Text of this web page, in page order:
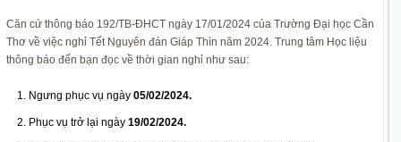
Căn cứ thông báo 192/TB-ĐHCT ngày 17/01/2024 của Trường Đại học Cần
Thơ về việc nghỉ Tết Nguyên đán Giáp Thìn năm 2024. Trung tâm Học liệu
thông báo đến bạn đọc về thời gian nghỉ như sau:
Ngưng phục vụ ngày 05/02/2024.
Phục vụ trở lại ngày 19/02/2024.